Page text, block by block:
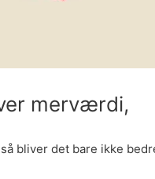
merværdi,
bliver det bare ikke